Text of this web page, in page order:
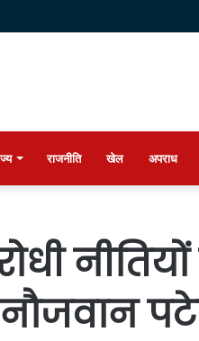
राजनीति खेल अपराध
पटेल